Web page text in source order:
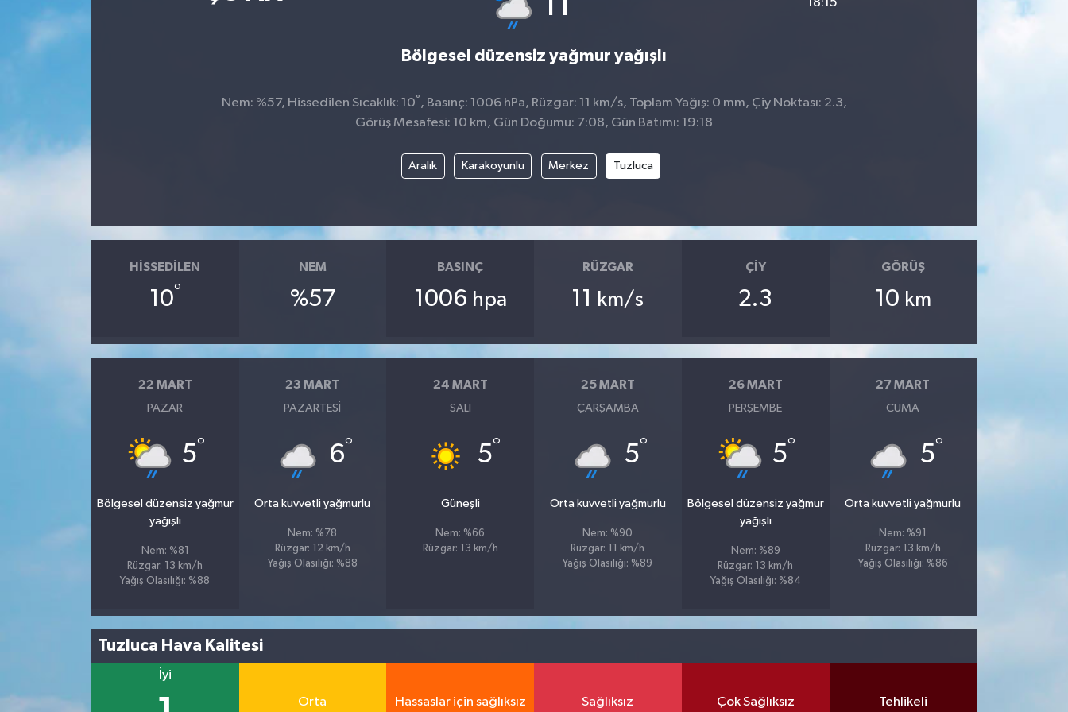
Bölgesel düzensiz yağmur yağışlı
Nem: %57, Hissedilen Sıcaklık: 10° , Basınç: 1006 hPa, Rüzgar: 11 km/s, Toplam Yağış: 0 mm, Çiy Noktası: 2.3,
Görüş Mesafesi: 10 km, Gün Doğumu: 7:08, Gün Batımı: 19:18
Aralık Karakoyunlu Merkez Tuzluca
HISSEDILEN
10°
NEM
%57
BASINÇ
1006 hpa
RÜZGAR
11 km/s
ÇIY
2.3
GÖRÜŞ
10 km
22 MART
PAZAR
5°
Bölgesel düzensiz yağmur
yağışlı
Nem: %81
Rüzgar: 13 km/h
Yağış Olasılığı: %88
23 MART
PAZARTESI
6°
Orta kuvvetli yağmurlu
Nem: %78
Rüzgar: 12 km/h
Yağış Olasılığı: %88
24 MART
SALI
5°
Güneşli
Nem: %66
Rüzgar: 13 km/h
25 MART
ÇARŞAMBA
5°
Orta kuvvetli yağmurlu
Nem: %90
Rüzgar: 11 km/h
Yağış Olasılığı: %89
26 MART
PERŞEMBE
5°
Bölgesel düzensiz yağmur
yağışlı
Nem: %89
Rüzgar: 13 km/h
Yağış Olasılığı: %84
27 MART
CUMA
5°
Orta kuvvetli yağmurlu
Nem: %91
Rüzgar: 13 km/h
Yağış Olasılığı: %86
Tuzluca Hava Kalitesi
İyi
Orta Hassaslar için sağlıksız Sağlıksız Çok Sağlıksız Tehlikeli
Yaşam